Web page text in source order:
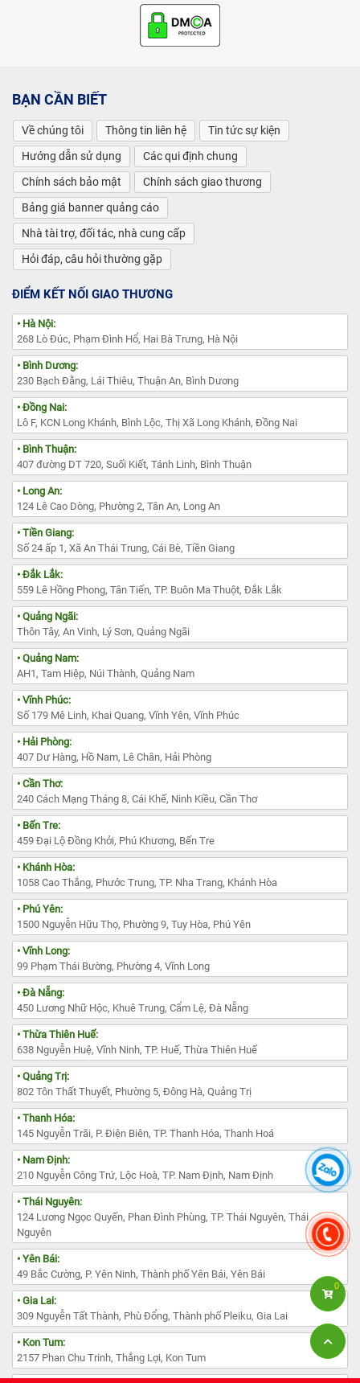
BẠN CẦN BIẾT
Về chúng tôi Thông tin liên hệ
Tin tức sự kiện
Hướng dẫn sử dụng
Các qui định chung
Chính sách bảo mật
Chính sách giao thương
Bảng giá banner quảng cáo
Nhà tài trợ, đối tác, nhà cung cấp
Hỏi đáp, câu hỏi thường gặp
ĐIỂM KẾT NỐI GIAO THƯƠNG
• Hà Nội:
268 Lò Đúc, Phạm Đình Hổ, Hai Bà Trưng, Hà Nội
• Bình Dương:
230 Bạch Đằng, Lái Thiêu, Thuận An, Bình Dương
• Đồng Nai:
Lô F, KCN Long Khánh, Bình Lộc, Thị Xã Long Khánh, Đồng Nai
• Bình Thuận:
407 đường DT 720, Suối Kiết, Tánh Linh, Bình Thuận
• Long An:
124 Lê Cao Dòng, Phường 2, Tân An, Long An
• Tiền Giang:
Số 24 ấp 1, Xã An Thái Trung, Cái Bè, Tiền Giang
• Đắk Lắk:
559 Lê Hồng Phong, Tân Tiến, TP. Buôn Ma Thuột, Đắk Lắk
• Quảng Ngãi:
Thôn Tây, An Vinh, Lý Sơn, Quảng Ngãi
• Quảng Nam:
AH1, Tam Hiệp, Núi Thành, Quảng Nam
• Vĩnh Phúc:
Số 179 Mê Linh, Khai Quang, Vĩnh Yên, Vĩnh Phúc
• Hải Phòng:
407 Dư Hàng, Hồ Nam, Lê Chân, Hải Phòng
• Cần Thơ:
240 Cách Mạng Tháng 8, Cái Khế, Ninh Kiều, Cần Thơ
• Bến Tre:
459 Đại Lộ Đồng Khởi, Phú Khương, Bến Tre
• Khánh Hòa:
1058 Cao Thắng, Phước Trung, TP. Nha Trang, Khánh Hòa
• Phú Yên:
1500 Nguyễn Hữu Thọ, Phường 9, Tuy Hòa, Phú Yên
• Vĩnh Long:
99 Phạm Thái Bường, Phường 4, Vĩnh Long
• Đà Nẵng:
450 Lương Nhữ Hộc, Khuê Trung, Cẩm Lệ, Đà Nẵng
• Thừa Thiên Huế:
638 Nguyễn Huệ, Vĩnh Ninh, TP. Huế, Thừa Thiên Huế
• Quảng Trị:
802 Tôn Thất Thuyết, Phường 5, Đông Hà, Quảng Trị
• Thanh Hóa:
145 Nguyễn Trãi, P. Điện Biên, TP. Thanh Hóa, Thanh Hoá
• Nam Định:
210 Nguyễn Công Trứ, Lộc Hoà, TP. Nam Định, Nam Định
• Thái Nguyên:
124 Lương Ngọc Quyến, Phan Đình Phùng, TP. Thái Nguyên, Thái
Nguyên
• Yên Bái:
49 Bắc Cường, P. Yên Ninh, Thành phố Yên Bái, Yên Bái
• Gia Lai:
309 Nguyễn Tất Thành, Phù Đổng, Thành phố Pleiku, Gia Lai
• Kon Tum:
2157 Phan Chu Trinh, Thắng Lợi, Kon Tum
0